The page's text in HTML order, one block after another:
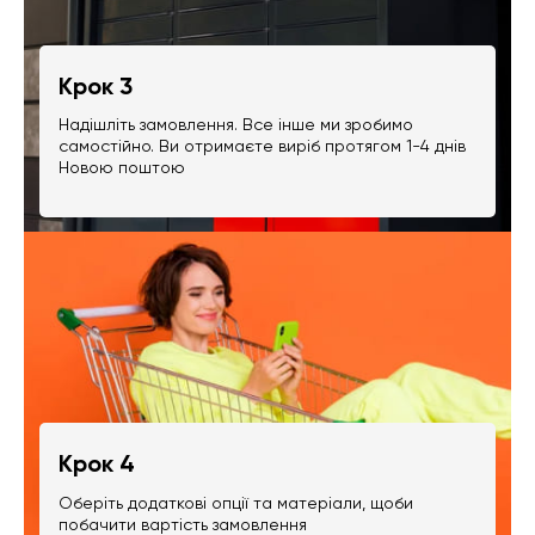
Крок 3
Надішліть замовлення. Все інше ми зробимо
самостійно. Ви отримаєте виріб протягом 1-4 днів
Новою поштою
Крок 4
Оберіть додаткові опції та матеріали, щоби
побачити вартість замовлення